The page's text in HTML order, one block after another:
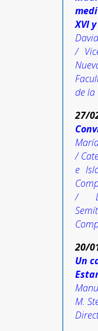
XVI
/
de la
27/
/
e
/
20/
Un
M.